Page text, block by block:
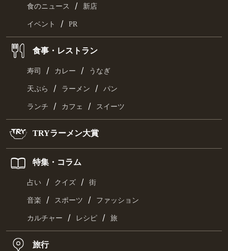
食のニュース / 新店
イベント / PR
食事・レストラン
寿司 / カレー / うなぎ
天ぷら / ラーメン / パン
ランチ / カフェ / スイーツ
TRYラーメン大賞
特集・コラム
占い / クイズ / 街
音楽 / スポーツ / ファッション
カルチャー / レシピ / 旅
旅行